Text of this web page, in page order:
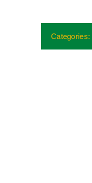
Categories: